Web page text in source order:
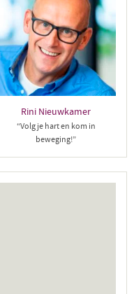
Rini Nieuwkamer
“Volg je hart en kom in
beweging!”